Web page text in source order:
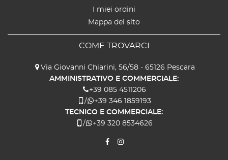
I miei ordini
Mappa del sito
COME TROVARCI
Via Giovanni Chiarini, 56/58 - 65126 Pescara
AMMINISTRATIVO E COMMERCIALE:
+39 085 4511206
/
+39 346 1859193
TECNICO E COMMERCIALE:
/
+39 320 8534626